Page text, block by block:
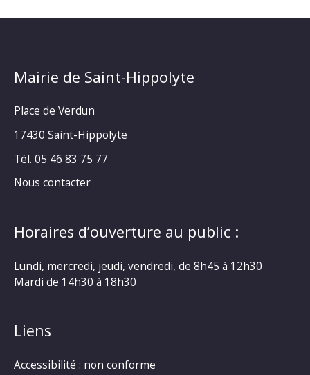
Mairie de Saint-Hippolyte
Place de Verdun
17430 Saint-Hippolyte
Tél. 05 46 83 75 77
Nous contacter
Horaires d’ouverture au public :
Lundi, mercredi, jeudi, vendredi, de 8h45 à 12h30
Mardi de 14h30 à 18h30
Liens
Accessibilité : non conforme